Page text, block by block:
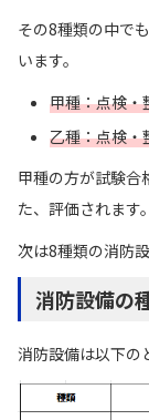
その8種類の中で
います。
甲種：点検・
乙種：点検・
甲種の方が試験合
た、評価されます。
次は8種類の消防
消防設備の
消防設備は以下の